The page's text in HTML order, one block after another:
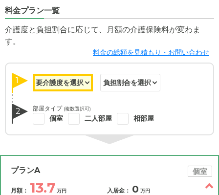
料金プラン一覧
介護度と負担割合に応じて、月額の介護保険料が変わま
す。
料金の総額を見積もり・お問い合わせ
1
2 部屋タイプ (複数選択可)
個室 二人部屋 相部屋
プランA 個室
月額： 13.7 万円 入居金： 0 万円